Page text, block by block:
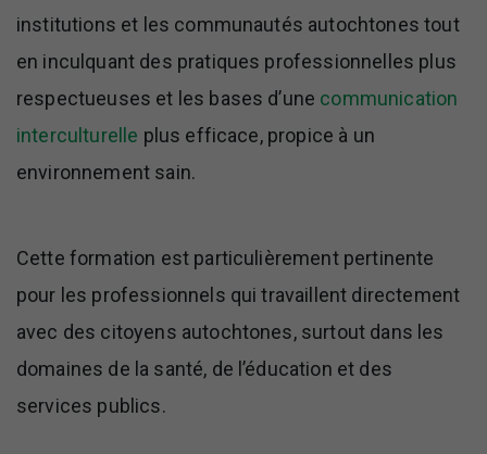
institutions et les communautés autochtones tout
en inculquant des pratiques professionnelles plus
respectueuses et les bases d’une communication
interculturelle plus efficace, propice à un
environnement sain.
Cette formation est particulièrement pertinente
pour les professionnels qui travaillent directement
avec des citoyens autochtones, surtout dans les
domaines de la santé, de l’éducation et des
services publics.